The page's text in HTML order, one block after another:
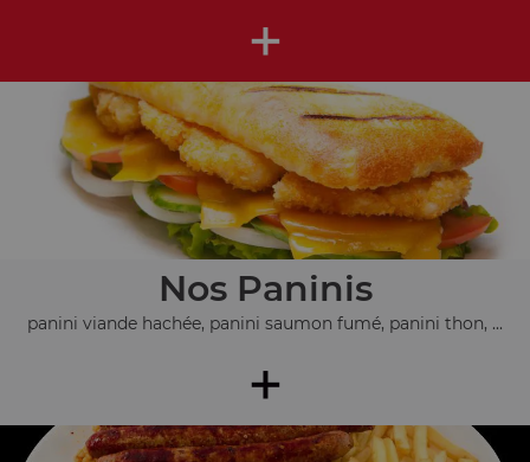
+
Nos Paninis
panini viande hachée, panini saumon fumé, panini thon, ...
+